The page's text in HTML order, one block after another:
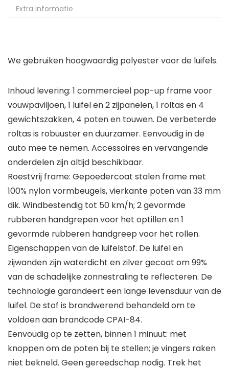
Extra informatie
We gebruiken hoogwaardig polyester voor de luifels.
Inhoud levering: 1 commercieel pop-up frame voor
vouwpaviljoen, 1 luifel en 2 zijpanelen, 1 roltas en 4
gewichtszakken, 4 poten en touwen. De verbeterde
roltas is robuuster en duurzamer. Eenvoudig in de
auto mee te nemen. Accessoires en vervangende
onderdelen zijn altijd beschikbaar.
Roestvrij frame: Gepoedercoat stalen frame met
100% nylon vormbeugels, vierkante poten van 33 mm
dik. Windbestendig tot 50 km/h; 2 gevormde
rubberen handgrepen voor het optillen en 1
gevormde rubberen handgreep voor het rollen.
Eigenschappen van de luifelstof. De luifel en
zijwanden zijn waterdicht en zilver gecoat om 99%
van de schadelijke zonnestraling te reflecteren. De
technologie garandeert een lange levensduur van de
luifel. De stof is brandwerend behandeld om te
voldoen aan brandcode CPAI-84.
Eenvoudig op te zetten, binnen 1 minuut: met
knoppen om de poten bij te stellen; je vingers raken
niet bekneld. Geen gereedschap nodig. Trek het